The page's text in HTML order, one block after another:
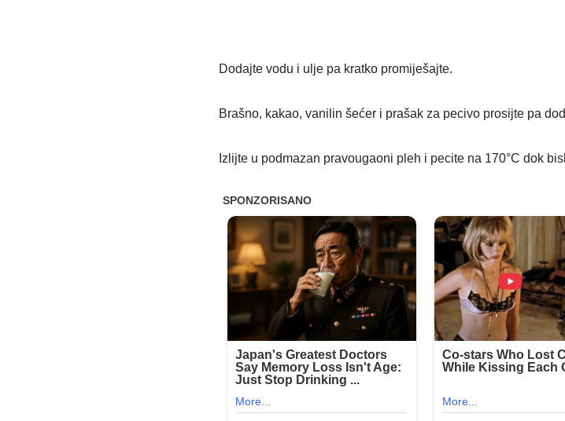
Dodajte vodu i ulje pa kratko promiješajte.
Brašno, kakao, vanilin šećer i prašak za pecivo prosijte pa
Izlijte u podmazan pravougaoni pleh i pecite na 170°C dok